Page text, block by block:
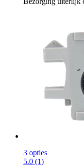
3 opties
5.0 (1)